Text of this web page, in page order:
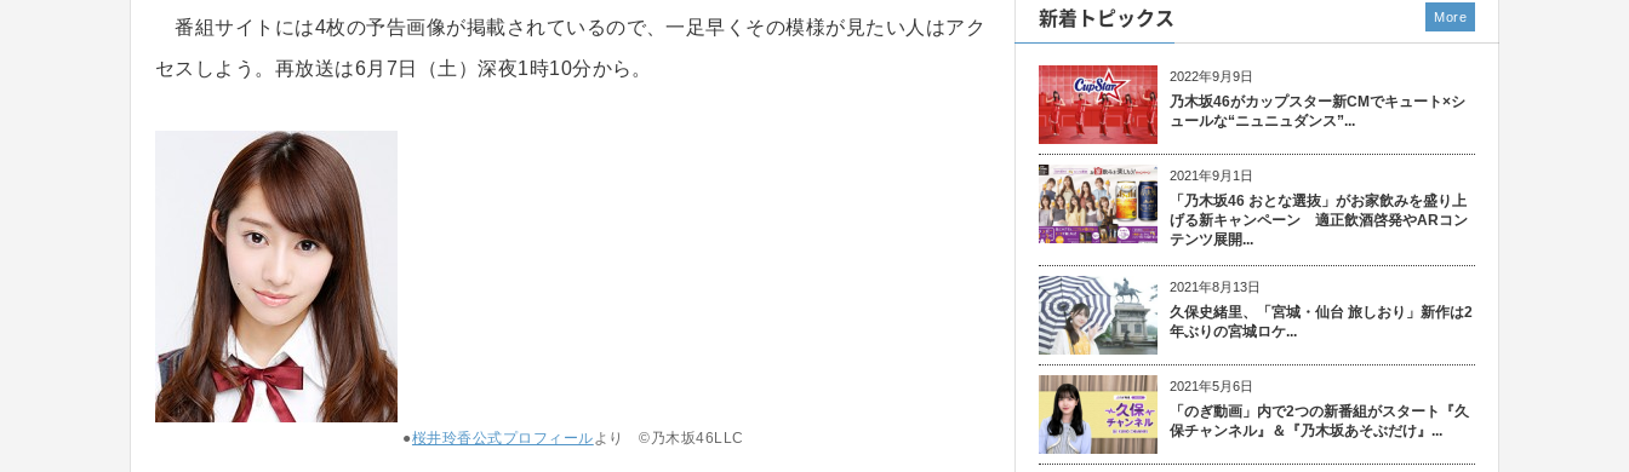
番組サイトには4枚の予告画像が掲載されているので、一足早くその模様が見たい人はアク
セスしよう。再放送は6月7日（土）深夜1時10分から。
●桜井玲香公式プロフィール より ©乃木坂46LLC
新着トピックス
2022年9月9日
乃木坂46がカップスター新CMでキュート×シ
ュールな“ニュニュダンス”...
2021年9月1日
「乃木坂46 おとな選抜」がお家飲みを盛り上
げる新キャンペーン 適正飲酒啓発やARコン
テンツ展開...
2021年8月13日
久保史緒里、「宮城・仙台 旅しおり」新作は2
年ぶりの宮城ロケ...
2021年5月6日
「のぎ動画」内で2つの新番組がスタート『久
保チャンネル』＆『乃木坂あそぶだけ』...
More